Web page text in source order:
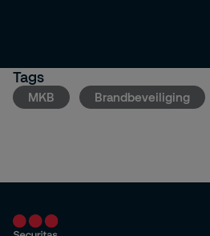
Tags
MKB Brandbeveiliging